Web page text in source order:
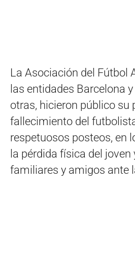
La Asociación del Fútbol
las entidades Barcelona
otras, hicieron público su
fallecimiento del
respetuosos posteos, en
la pérdida física del
familiares y amigos ante